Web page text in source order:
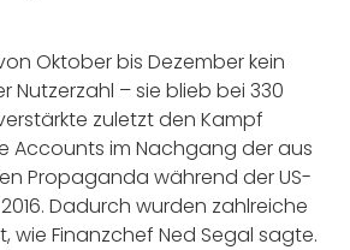
Oktober bis Dezember kein
Nutzerzahl – sie blieb bei 330
zuletzt den Kampf
Accounts im Nachgang der aus
Propaganda während der US-
Dadurch wurden zahlreiche
wie Finanzchef Ned Segal sagte.